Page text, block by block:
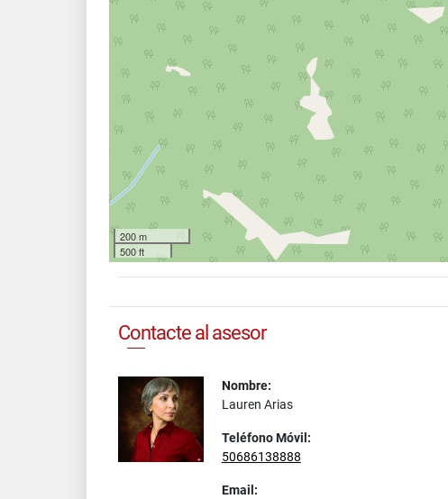
200 m
500 ft
Contacte al asesor
Nombre:
Lauren Arias
Teléfono Móvil:
50686138888
Email: